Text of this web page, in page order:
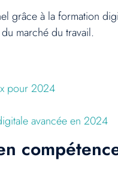
grâce à la formation
marché du travail.
pour 2024
avancée en 2024